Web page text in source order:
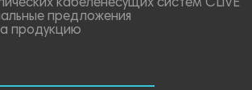
кабеленесущих систем CLiVE
предложения
продукцию